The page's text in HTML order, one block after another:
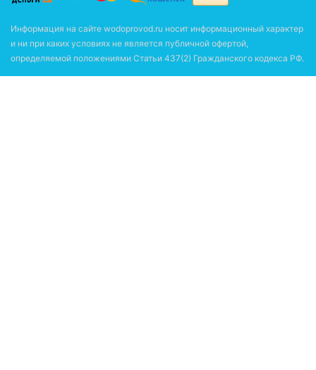
Информация на сайте wodoprovod.ru носит информационный характер
и ни при каких условиях не является публичной офертой,
определяемой положениями Статьи 437(2) Гражданского кодекса РФ.